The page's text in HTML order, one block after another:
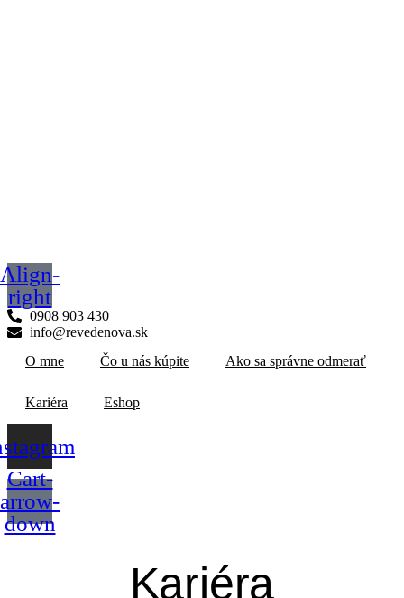
Align-
right
0908 903 430
info@revedenova.sk
O mne
Čo u nás kúpite Ako sa správne odmerať
Kariéra Eshop
Cart-
arrow-
down
Kariéra